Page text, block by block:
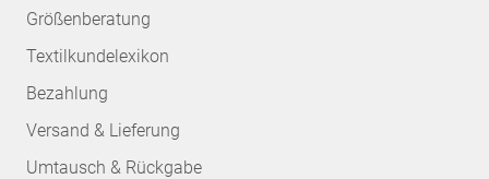
Größenberatung
Textilkundelexikon
Bezahlung
Versand & Lieferung
Umtausch & Rückgabe